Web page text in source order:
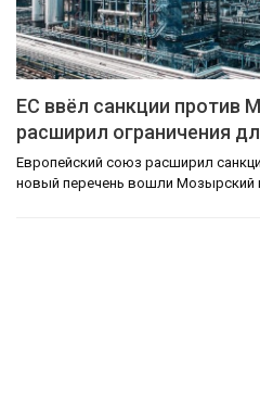
ЕС ввёл санкции против
расширил ограничения
Европейский союз расширил
новый перечень вошли